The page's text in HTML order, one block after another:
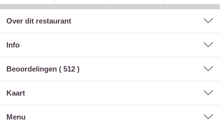
Over dit restaurant
Info
Beoordelingen ( 512 )
kaart
menu